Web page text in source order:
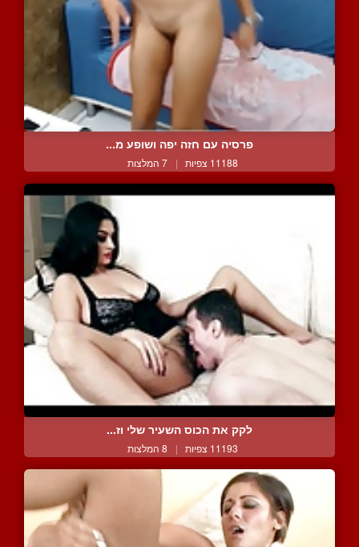
פרסיה עם חזה יפה ושופע מ...
11188 צפיות | 7 המלצות
לקק את הכוס השעיר שלי וז...
11193 צפיות | 8 המלצות